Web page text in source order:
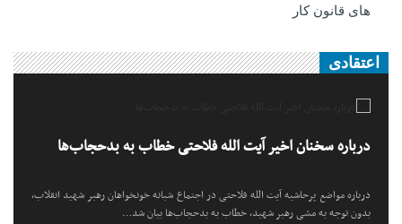
های قانون کار
اعتقادی
درباره سخنان اخیر آیت الله فلاحتی خطاب به بدحجاب‌ها
درباره مواضع پرحاشیه آیت الله فلاحتی در اجتماع شبانه خونخواهان رهبر شهید انقلاب،
بدون توجه به مشی رهبر شهید، خطاب به بدحجاب‌ها بیان شد…